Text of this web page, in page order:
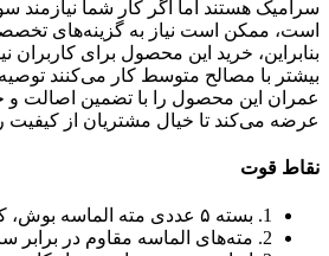
سرامیک هستند اما اگر کار شما نیازمند
است، ممکن است نیاز به گزینه‌های
بنابراین، خرید این محصول برای
بیشتر با مصالح متوسط کار می‌کنند
عمران این محصول را با تضمین اصالت
عرضه می‌کند تا خیال مشتریان از کیفیت
نقاط قوت
1. بسته ۵ عددی مته الماسه بوش، کیفیت برتر حفاری.
2. مته‌های الماسه مقاوم در برابر سایش و شکست.